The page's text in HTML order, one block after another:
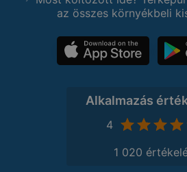
az összes környékbeli
Alkalmazás
4
1 020